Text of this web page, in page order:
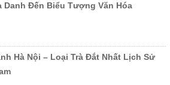
Danh Đến Biểu Tượng Văn Hóa
Hà Nội – Loại Trà Đắt Nhất Lịch Sử